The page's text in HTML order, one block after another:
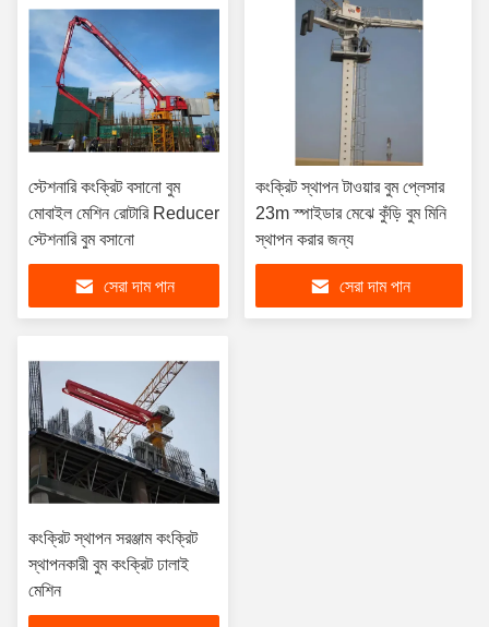
স্টেশনারি কংক্রিট বসানো বুম
মোবাইল মেশিন রোটারি Reducer
স্টেশনারি বুম বসানো
সেরা দাম পান
কংক্রিট স্থাপন টাওয়ার বুম প্লেসার
23m স্পাইডার মেঝে কুঁড়ি বুম মিনি
স্থাপন করার জন্য
সেরা দাম পান
কংক্রিট স্থাপন সরঞ্জাম কংক্রিট
স্থাপনকারী বুম কংক্রিট ঢালাই
মেশিন